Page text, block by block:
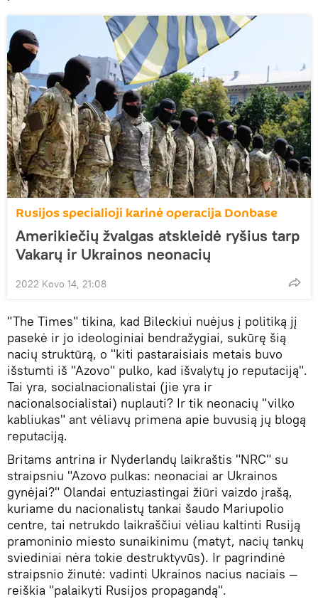
Rusijos specialioji karinė operacija Donbase
Amerikiečių žvalgas atskleidė ryšius tarp
Vakarų ir Ukrainos neonacių
2022 Kovo 14, 21:08
"The Times" tikina, kad Bileсkiui nuėjus į politiką jį
pasekė ir jo ideologiniai bendražygiai, sukūrę šią
nacių struktūrą, o "kiti pastaraisiais metais buvo
išstumti iš "Azovo" pulko, kad išvalytų jo reputaciją".
Tai yra, socialnacionalistai (jie yra ir
nacionalsocialistai) nuplauti? Ir tik neonacių "vilko
kabliukas" ant vėliavų primena apie buvusią jų blogą
reputaciją.
Britams antrina ir Nyderlandų laikraštis "NRC" su
straipsniu "Azovo pulkas: neonaciai ar Ukrainos
gynėjai?" Olandai entuziastingai žiūri vaizdo įrašą,
kuriame du nacionalistų tankai šaudo Mariupolio
centre, tai netrukdo laikraščiui vėliau kaltinti Rusiją
pramoninio miesto sunaikinimu (matyt, nacių tankų
sviediniai nėra tokie destruktyvūs). Ir pagrindinė
straipsnio žinutė: vadinti Ukrainos nacius naciais —
reiškia "palaikyti Rusijos propagandą".